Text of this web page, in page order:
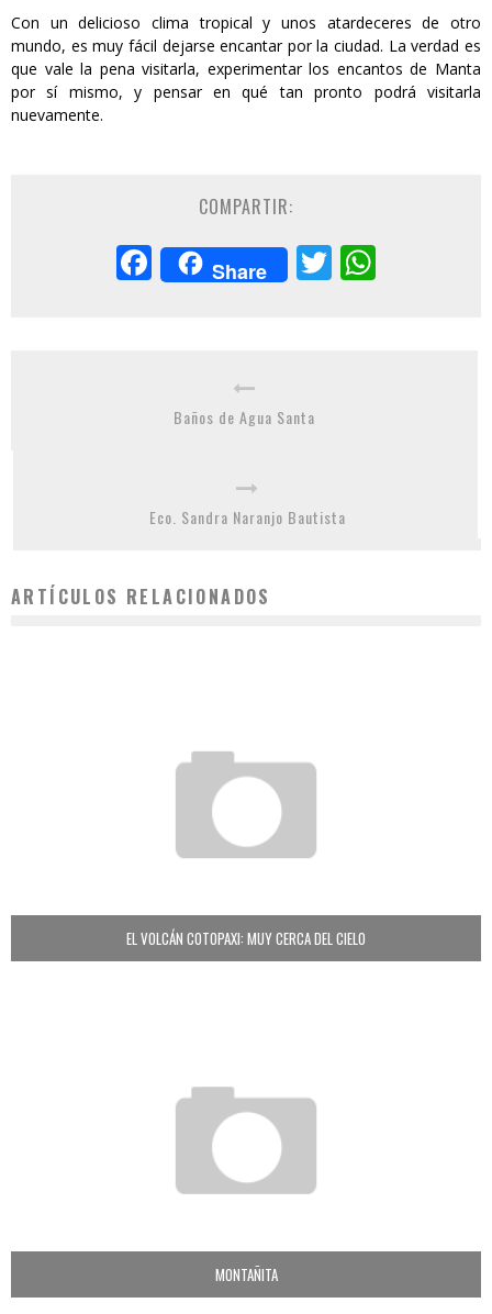
Con un delicioso clima tropical y unos atardeceres de otro
mundo, es muy fácil dejarse encantar por la ciudad. La verdad es
que vale la pena visitarla, experimentar los encantos de Manta
por sí mismo, y pensar en qué tan pronto podrá visitarla
nuevamente.
COMPARTIR:
Facebook
Share Twitter
Baños de Agua Santa
Eco. Sandra Naranjo Bautista
ARTÍCULOS RELACIONADOS
EL VOLCÁN COTOPAXI: MUY CERCA DEL CIELO
MONTAÑITA